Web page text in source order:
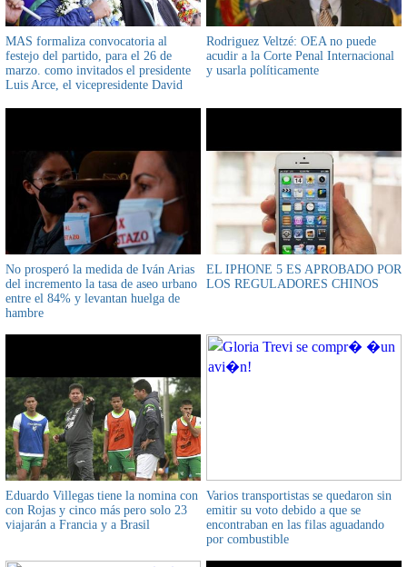
MAS formaliza convocatoria al
festejo del partido, para el 26 de
marzo. como invitados el presidente
Luis Arce, el vicepresidente David
Rodriguez Veltzé: OEA no puede
acudir a la Corte Penal Internacional
y usarla políticamente
No prosperó la medida de Iván Arias
del incremento la tasa de aseo urbano
entre el 84% y levantan huelga de
hambre
EL IPHONE 5 ES APROBADO POR
LOS REGULADORES CHINOS
Eduardo Villegas tiene la nomina con
con Rojas y cinco más pero solo 23
viajarán a Francia y a Brasil
Varios transportistas se quedaron sin
emitir su voto debido a que se
encontraban en las filas aguadando
por combustible